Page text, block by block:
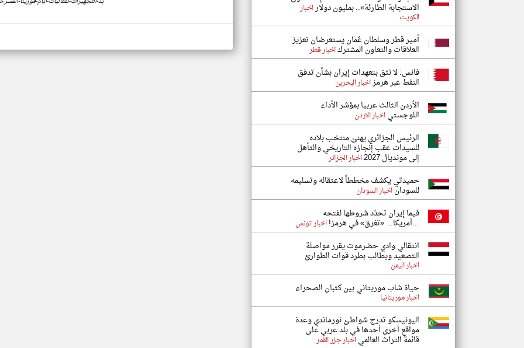
الاستجابة الطارئة».. بمليون دولاراخبار
الكويت
أمير قطر وسلطان عُمان يستعرضان تعزيز
العلاقات والتعاون المشتركاخبار قطر
فانس: لا نثق بتعهدات إيران بشأن تدفق
النفط عبر هرمزاخبار البحرين
الأردن الثالث عربيا بمؤشر الأداء
اللوجستياخبار الاردن
الرئيس الجزائري يهنئ منتخب بلاده
للسيدات عقب إنجازه التاريخي والتأهل
إلى مونديال 2027 اخبار الجزائر
حميدتي يكشف مخططاً لاعتقاله وتسليمه
للسوداناخبار السودان
فيما إيران تحدّد شروطها لفتحه
...أمريكا... «تغرق» في هرمز!اخبار تونس
انتقالي وادي حضرموت يقرر مواصلة
التصعيد ويطالب بطرد قوات الطوارئ
اخبار اليمن
حياة شاب موريتاني بين كثبان الصحراء
اخبار موريتانيا
اليونيسكو تدرج شواطئ نورماندي وعدة
مواقع أخرى أحدها في بلد عربي على
قائمة التراث العالمياخبار جزر القمر